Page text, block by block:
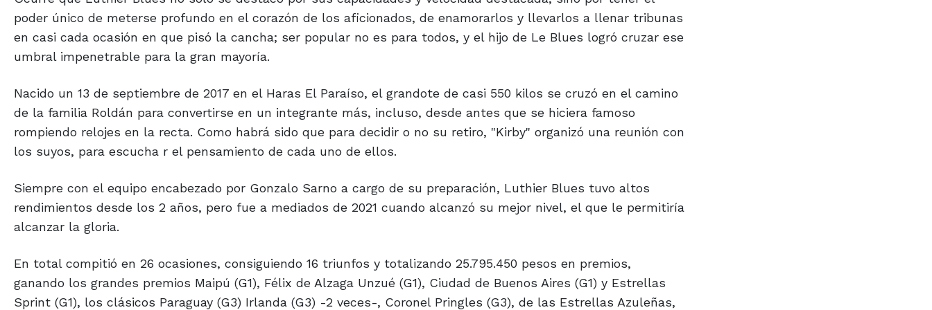
poder único de meterse profundo en el corazón de los aficionados, de enamorarlos y llevarlos a llenar tribunas
en casi cada ocasión en que pisó la cancha; ser popular no es para todos, y el hijo de Le Blues logró cruzar ese
umbral impenetrable para la gran mayoría.
Nacido un 13 de septiembre de 2017 en el Haras El Paraíso, el grandote de casi 550 kilos se cruzó en el camino
de la familia Roldán para convertirse en un integrante más, incluso, desde antes que se hiciera famoso
rompiendo relojes en la recta. Como habrá sido que para decidir o no su retiro, "Kirby" organizó una reunión con
los suyos, para escucha r el pensamiento de cada uno de ellos.
Siempre con el equipo encabezado por Gonzalo Sarno a cargo de su preparación, Luthier Blues tuvo altos
rendimientos desde los 2 años, pero fue a mediados de 2021 cuando alcanzó su mejor nivel, el que le permitiría
alcanzar la gloria.
En total compitió en 26 ocasiones, consiguiendo 16 triunfos y totalizando 25.795.450 pesos en premios,
ganando los grandes premios Maipú (G1), Félix de Alzaga Unzué (G1), Ciudad de Buenos Aires (G1) y Estrellas
Sprint (G1), los clásicos Paraguay (G3) Irlanda (G3) -2 veces-, Coronel Pringles (G3), de las Estrellas Azuleñas,